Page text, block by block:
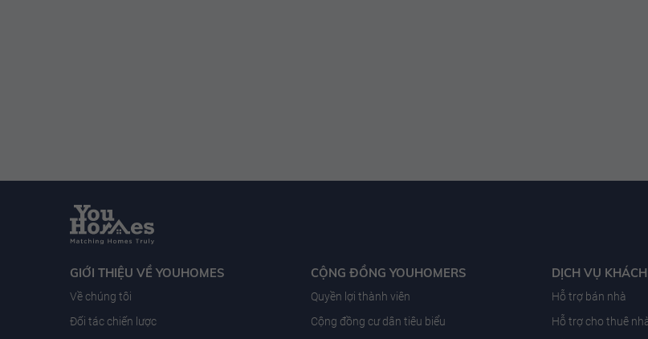
GIỚI THIỆU VỀ YOUHOMES
Về chúng tôi
Đối tác chiến lược
CỘNG ĐỒNG YOUHOMERS
Quyền lợi thành viên
Cộng đồng cư dân tiêu biểu
DỊCH VỤ
Hỗ trợ bán nhà
Hỗ trợ cho thuê